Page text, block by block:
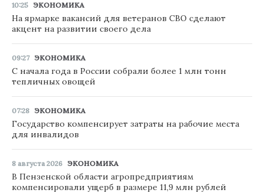
10:25 ЭКОНОМИКА
На ярмарке вакансий для ветеранов СВО сделают
акцент на развитии своего дела
09:27 ЭКОНОМИКА
С начала года в России собрали более 1 млн тонн
тепличных овощей
07:28 ЭКОНОМИКА
Государство компенсирует затраты на рабочие места
для инвалидов
8 августа 2026 ЭКОНОМИКА
В Пензенской области агропредприятиям
компенсировали ущерб в размере 11,9 млн рублей